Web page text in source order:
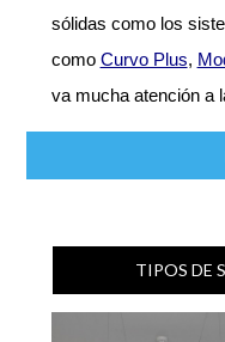
sólidas como los
como Curvo Plus,
va mucha atención a
TIPOS DE